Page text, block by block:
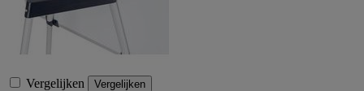
Vergelijken Vergelijken